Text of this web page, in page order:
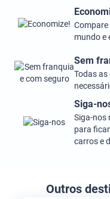
mundo e
Sem
Todas as
Siga-
Siga-nos
para
carros e
Outros